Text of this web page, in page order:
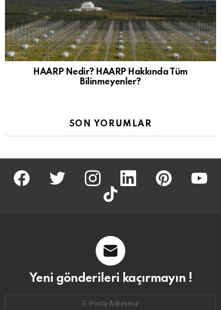
HAARP Nedir? HAARP Hakkında Tüm
Bilinmeyenler?
SON YORUMLAR
facebook twitter İnstagram linkedin pinterest
tiktok
Yeni gönderileri kaçırmayın !